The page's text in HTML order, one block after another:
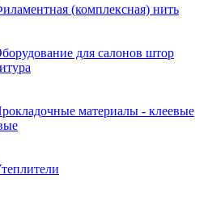
(комплексная) нить
для салонов штор
материалы - клеевые